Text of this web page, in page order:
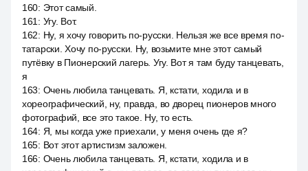
160: Этот самый.
161 : Угу. Вот.
162: Ну, я хочу говорить по-русски. Нельзя же все время по-
татарски. Хочу по-русски. Ну, возьмите мне этот самый
путёвку в Пионерский лагерь. Угу. Вот я там буду танцевать,
я
163: Очень любила танцевать. Я, кстати, ходила и в
хореографический, ну, правда, во дворец пионеров много
фотографий, все это такое. Ну, то есть.
164: Я, мы когда уже приехали, у меня очень где я?
165: Вот этот артистизм заложен.
166: Очень любила танцевать. Я, кстати, ходила и в